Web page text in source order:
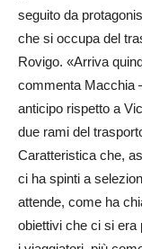
seguito da
che si occupa del
Rovigo. «Arriva
commenta Macchia
an­ticipo rispetto a
due rami del
Caratteristica che,
ci ha spinti a
attende, come ha
obiettivi che ci si era